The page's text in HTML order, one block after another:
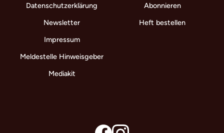
Datenschutzerklärung
Newsletter
Impressum
Meldestelle Hinweisgeber
Mediakit
Abonnieren
Heft bestellen